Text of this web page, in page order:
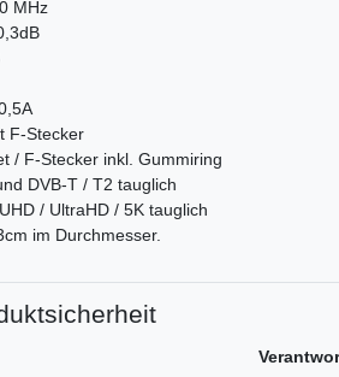
MHz
F-Stecker
/ F-Stecker inkl. Gummiring
DVB-T / T2 tauglich
/ UltraHD / 5K tauglich
im Durchmesser.